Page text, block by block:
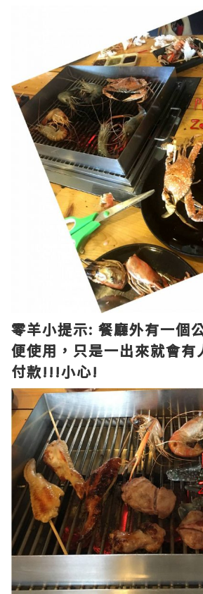
零羊小提示: 餐廳外有一個
便使用，只是一出來就會有
付款!!!小心!